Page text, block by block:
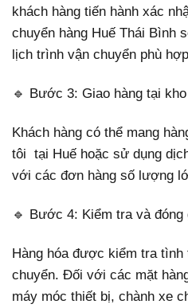
khách hàng tiến hành xác
chuyển hàng Huế Thái Bình
lịch trình vận chuyển phù
🔹 Bước 3: Giao hàng tại
Khách hàng có thể mang
tôi tại Huế hoặc sử dụng
với các đơn hàng số lượng
🔹 Bước 4: Kiểm tra và đóng
Hàng hóa được kiểm tra
chuyển. Đối với các mặt
máy móc thiết bị, chành xe